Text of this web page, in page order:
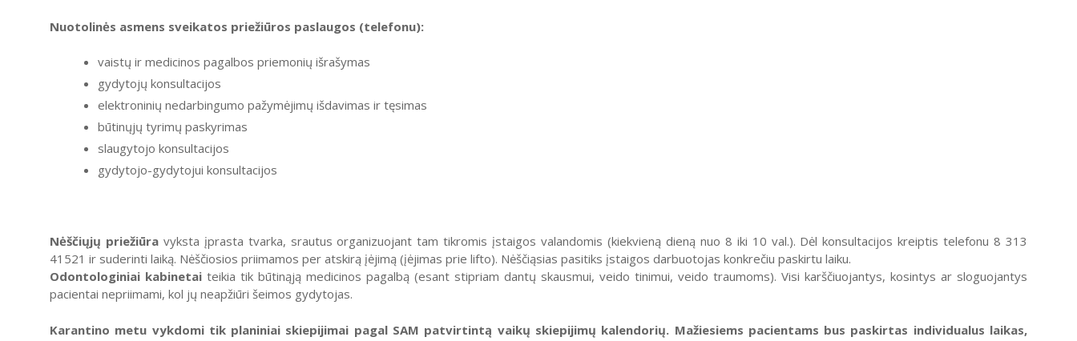
Nuotolinės asmens sveikatos priežiūros paslaugos (telefonu):
vaistų ir medicinos pagalbos priemonių išrašymas
gydytojų konsultacijos
elektroninių nedarbingumo pažymėjimų išdavimas ir tęsimas
būtinųjų tyrimų paskyrimas
slaugytojo konsultacijos
gydytojo-gydytojui konsultacijos
Nėščiųjų priežiūravyksta įprasta tvarka, srautus organizuojant tam tikromis įstaigos valandomis (kiekvieną dieną nuo 8 iki 10 val.). Dėl konsultacijos kreiptis telefonu 8 313
41521 ir suderinti laiką. Nėščiosios priimamos per atskirą įėjimą (įėjimas prie lifto). Nėščiąsias pasitiks įstaigos darbuotojas konkrečiu paskirtu laiku.
Odontologiniai kabinetai teikia tik būtinąją medicinos pagalbą (esant stipriam dantų skausmui, veido tinimui, veido traumoms). Visi karščiuojantys, kosintys ar sloguojantys
pacientai nepriimami, kol jų neapžiūri šeimos gydytojas.
Karantino metu vykdomi tik planiniai skiepijimai pagal SAM patvirtintą vaikų skiepijimų kalendorių. Mažiesiems pacientams bus paskirtas individualus laikas,